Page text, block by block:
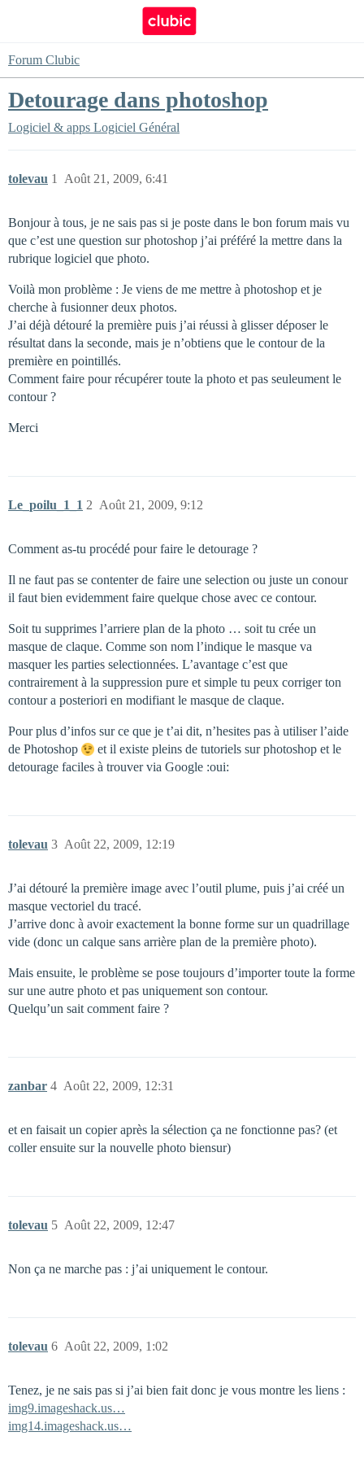
Forum Clubic
Detourage dans photoshop
Logiciel & apps Logiciel Général
tolevau Août 21, 2009, 6:41
1
Bonjour à tous, je ne sais pas si je poste dans le bon forum mais vu
que c’est une question sur photoshop j’ai préféré la mettre dans la
rubrique logiciel que photo.
Voilà mon problème : Je viens de me mettre à photoshop et je
cherche à fusionner deux photos.
J’ai déjà détouré la première puis j’ai réussi à glisser déposer le
résultat dans la seconde, mais je n’obtiens que le contour de la
première en pointillés.
Comment faire pour récupérer toute la photo et pas seuleument le
contour ?
Merci
Le_poilu_1_1 Août 21, 2009, 9:12
2
Comment as-tu procédé pour faire le detourage ?
Il ne faut pas se contenter de faire une selection ou juste un conour
il faut bien evidemment faire quelque chose avec ce contour.
Soit tu supprimes l’arriere plan de la photo … soit tu crée un
masque de claque. Comme son nom l’indique le masque va
masquer les parties selectionnées. L’avantage c’est que
contrairement à la suppression pure et simple tu peux corriger ton
contour a posteriori en modifiant le masque de claque.
Pour plus d’infos sur ce que je t’ai dit, n’hesites pas à utiliser l’aide
de Photoshop
et il existe pleins de tutoriels sur photoshop et le
detourage faciles à trouver via Google :oui:
tolevau Août 22, 2009, 12:19
3
J’ai détouré la première image avec l’outil plume, puis j’ai créé un
masque vectoriel du tracé.
J’arrive donc à avoir exactement la bonne forme sur un quadrillage
vide (donc un calque sans arrière plan de la première photo).
Mais ensuite, le problème se pose toujours d’importer toute la forme
sur une autre photo et pas uniquement son contour.
Quelqu’un sait comment faire ?
zanbar Août 22, 2009, 12:31
4
et en faisait un copier après la sélection ça ne fonctionne pas? (et
coller ensuite sur la nouvelle photo biensur)
tolevau Août 22, 2009, 12:47
5
Non ça ne marche pas : j’ai uniquement le contour.
tolevau Août 22, 2009, 1:02
6
Tenez, je ne sais pas si j’ai bien fait donc je vous montre les liens :
img9.imageshack.us…
img14.imageshack.us…